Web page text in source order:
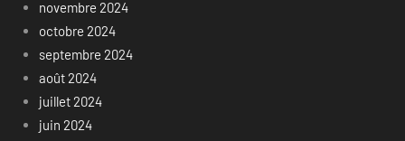
novembre 2024
octobre 2024
septembre 2024
août 2024
juillet 2024
juin 2024